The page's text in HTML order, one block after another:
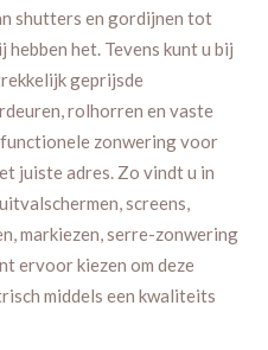
shutters en gordijnen tot
hebben het. Tevens kunt u bij
geprijsde
rolhorren en vaste
zonwering voor
juiste adres. Zo vindt u in
screens,
markiezen, serre-zonwering
ervoor kiezen om deze
middels een kwaliteits